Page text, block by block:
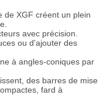
de XGF créent un plein
avec précision.
ou d'ajouter des
à angles-coniques par
des barres de mise
fard à